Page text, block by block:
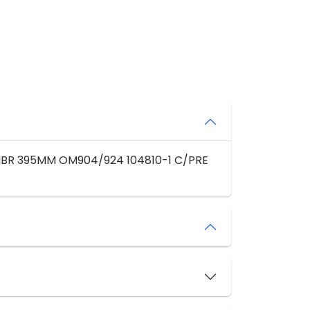
395MM OM904/924 104810-1 C/PRE